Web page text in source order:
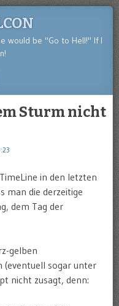
would be "Go to Hell!" If I
Sturm nicht
in den letzten
man die derzeitige
dem Tag der
gelben
(eventuell sogar unter
nicht zusagt, denn: